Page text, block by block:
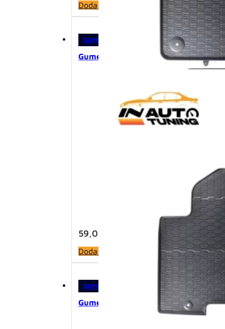
Dodaj u korpu
GUMENE PATOSNICE PATOSNICE
Gumene patosnice – Kia Sportage IV
59,00
Dodaj u korpu
GUMENE PATOSNICE PATOSNICE
Gumene patosnice – Škoda Octavia